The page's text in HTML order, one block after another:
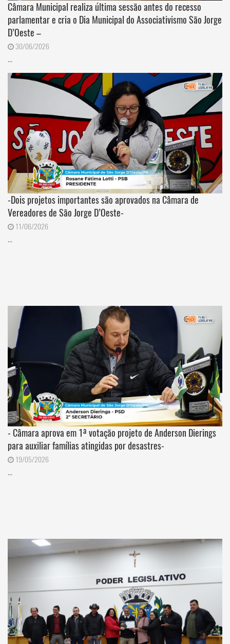
Câmara Municipal realiza última sessão antes do recesso
parlamentar e cria o Dia Municipal do Associativismo São Jorge
D’Oeste –
30/06/2026
...
-Dois projetos importantes são aprovados na Câmara de
Vereadores de São Jorge D’Oeste-
11/06/2026
...
- Câmara aprova em 1ª votação projeto de Anderson Dierings
para auxiliar famílias atingidas por desastres-
19/05/2026
...